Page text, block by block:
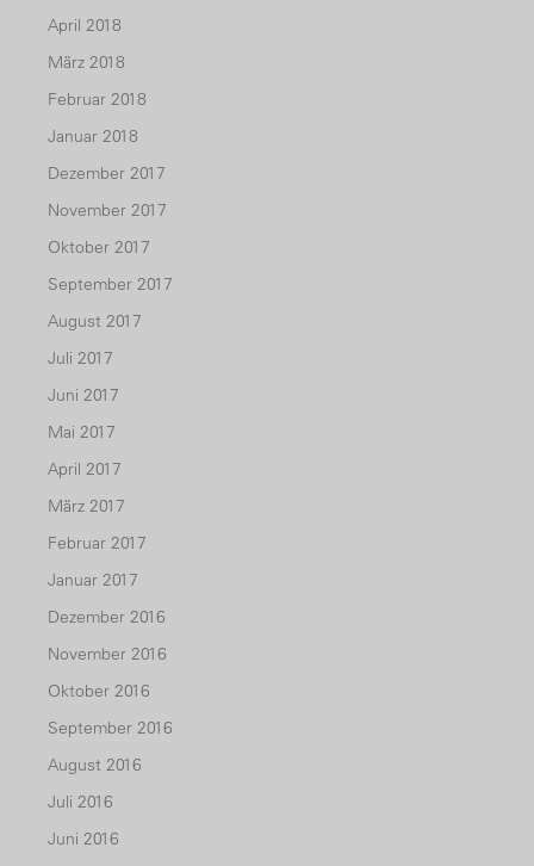
April 2018
März 2018
Februar 2018
Januar 2018
Dezember 2017
November 2017
Oktober 2017
September 2017
August 2017
Juli 2017
Juni 2017
Mai 2017
April 2017
März 2017
Februar 2017
Januar 2017
Dezember 2016
November 2016
Oktober 2016
September 2016
August 2016
Juli 2016
Juni 2016